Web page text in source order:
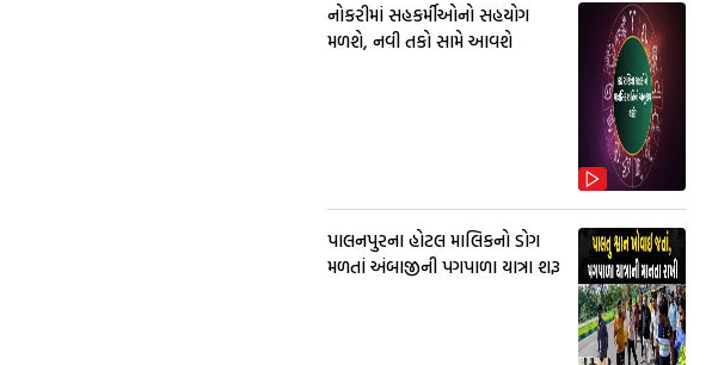
નોકરીમાં સહકર્મીઓનો સહયોગ
મળશે, નવી તકો સામે આવશે
પાલનપુરના હોટલ માલિકનો ડોગ
મળતાં અંબાજીની પગપાળા યાત્રા શરૂ